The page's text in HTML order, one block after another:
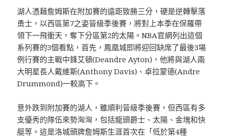
湖人憑藉詹姆斯在附加賽的遠距致勝三分，硬是逆轉擊落
勇士，以西區第7之姿晉級季後賽，將對上本季在保羅帶
領下一飛衝天，奪下分區第2的太陽。NBA官網列出這個
系列賽的3個看點，首先，鳳凰城即將迎回缺席了最後3場
例行賽的主戰中鋒艾頓(Deandre Ayton)，他將與湖人兩
大明星長人戴維斯(Anthony Davis)、卓拉蒙德(Andre
Drummond)一較高下。
意外跌到附加賽的湖人，雖順利晉級季後賽，但西區有多
支優秀的隊伍來勢洶洶，包括龍頭爵士、太陽、金塊和快
艇等。這是洛城頭牌詹姆斯生涯首次在「低於第4種